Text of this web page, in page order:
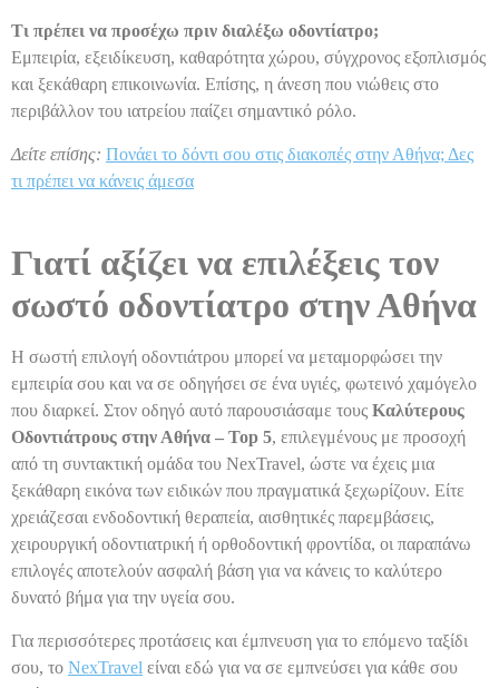
Τι πρέπει να προσέχω πριν διαλέξω οδοντίατρο;
Εμπειρία, εξειδίκευση, καθαρότητα χώρου, σύγχρονος εξοπλισμός
και ξεκάθαρη επικοινωνία. Επίσης, η άνεση που νιώθεις στο
περιβάλλον του ιατρείου παίζει σημαντικό ρόλο.
Δείτε επίσης: Πονάει το δόντι σου στις διακοπές στην Αθήνα; Δες
τι πρέπει να κάνεις άμεσα
Γιατί αξίζει να επιλέξεις τον
σωστό οδοντίατρο στην Αθήνα
Η σωστή επιλογή οδοντιάτρου μπορεί να μεταμορφώσει την
εμπειρία σου και να σε οδηγήσει σε ένα υγιές, φωτεινό χαμόγελο
που διαρκεί. Στον οδηγό αυτό παρουσιάσαμε τους Καλύτερους
Οδοντιάτρους στην Αθήνα – Top 5, επιλεγμένους με προσοχή
από τη συντακτική ομάδα του NexTravel, ώστε να έχεις μια
ξεκάθαρη εικόνα των ειδικών που πραγματικά ξεχωρίζουν. Είτε
χρειάζεσαι ενδοδοντική θεραπεία, αισθητικές παρεμβάσεις,
χειρουργική οδοντιατρική ή ορθοδοντική φροντίδα, οι παραπάνω
επιλογές αποτελούν ασφαλή βάση για να κάνεις το καλύτερο
δυνατό βήμα για την υγεία σου.
Για περισσότερες προτάσεις και έμπνευση για το επόμενο ταξίδι
σου, το NexTravel είναι εδώ για να σε εμπνεύσει για κάθε σου